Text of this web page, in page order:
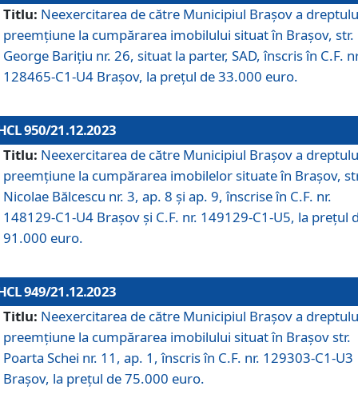
Titlu: Neexercitarea de către Municipiul Brașov a
preemțiune la cumpărarea imobilului situat în Brașov, str.
George Barițiu nr. 26, situat la parter, SAD, înscris în C.F.
128465-C1-U4 Brașov, la prețul de 33.000 euro.
950/21.12.2023
Titlu: Neexercitarea de către Municipiul Brașov a
preemțiune la cumpărarea imobilelor situate în Brașov,
Nicolae Bălcescu nr. 3, ap. 8 și ap. 9, înscrise în C.F. nr.
148129-C1-U4 Brașov și C.F. nr. 149129-C1-U5, la prețul
91.000 euro.
949/21.12.2023
Titlu: Neexercitarea de către Municipiul Brașov a
preemțiune la cumpărarea imobilului situat în Brașov str.
Poarta Schei nr. 11, ap. 1, înscris în C.F. nr. 129303-C1-U3
Brașov, la prețul de 75.000 euro.